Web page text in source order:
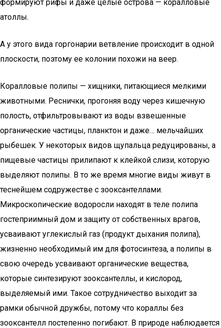
формируют рифы и даже целые острова — коралловые
атоллы.
А у этого вида горгонарии ветвление происходит в одной
плоскости, поэтому ее колонии похожи на веер.
Коралловые полипы — хищники, питающиеся мелкими
животными. Реснички, прогоняя воду через кишечную
полость, отфильтровывают из воды взвешенные
органические частицы, планктон и даже… мельчайших
рыбешек. У некоторых видов щупальца редуцированы, а
пищевые частицы прилипают к клейкой слизи, которую
выделяют полипы. В то же время многие виды живут в
теснейшем содружестве с зооксантеллами.
Микроскопические водоросли находят в теле полипа
гостеприимный дом и защиту от собственных врагов,
усваивают углекислый газ (продукт дыхания полипа),
жизненно необходимый им для фотосинтеза, а полипы в
свою очередь усваивают органические вещества,
которые синтезируют зооксантеллы, и кислород,
выделяемый ими. Такое сотрудничество выходит за
рамки обычной дружбы, потому что кораллы без
зооксантелл постепенно погибают. В природе наблюдается